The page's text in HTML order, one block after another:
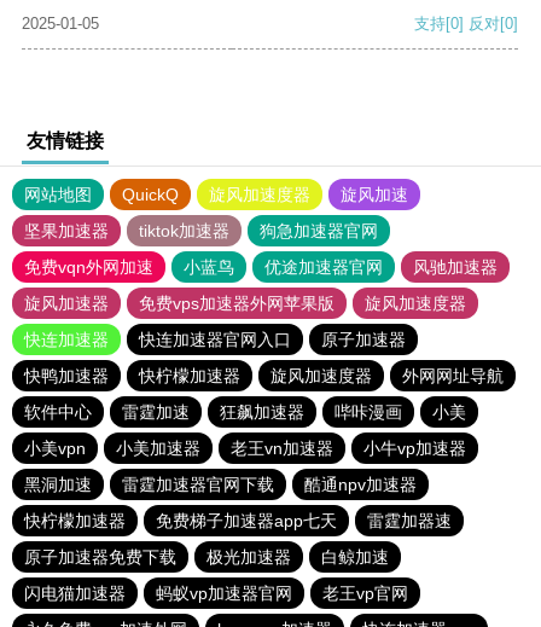
2025-01-05
支持[0] 反对[0]
友情链接
网站地图 QuickQ 旋风加速度器
旋风加速
坚果加速器
tiktok加速器
狗急加速器官网
免费vqn外网加速
小蓝鸟 优途加速器官网
风驰加速器
旋风加速器
免费vps加速器外网苹果版
旋风加速度器
快连加速器
快连加速器官网入口
原子加速器
快鸭加速器
快柠檬加速器 旋风加速度器
外网网址导航
软件中心
雷霆加速 狂飙加速器 哔咔漫画
小美
小美vpn
小美加速器 老王vn加速器
小牛vp加速器
黑洞加速
雷霆加速器官网下载
酷通npv加速器
快柠檬加速器
免费梯子加速器app七天
雷霆加器速
原子加速器免费下载
极光加速器
白鲸加速
闪电猫加速器
蚂蚁vp加速器官网
老王vp官网